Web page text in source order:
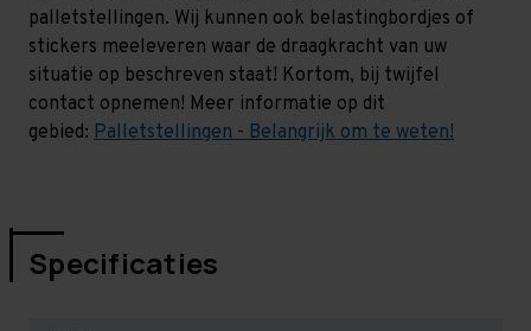
palletstellingen. Wij kunnen ook belastingbordjes of
stickers meeleveren waar de draagkracht van uw
situatie op beschreven staat! Kortom, bij twijfel
contact opnemen! Meer informatie op dit
gebied: Palletstellingen - Belangrijk om te weten!
Specificaties